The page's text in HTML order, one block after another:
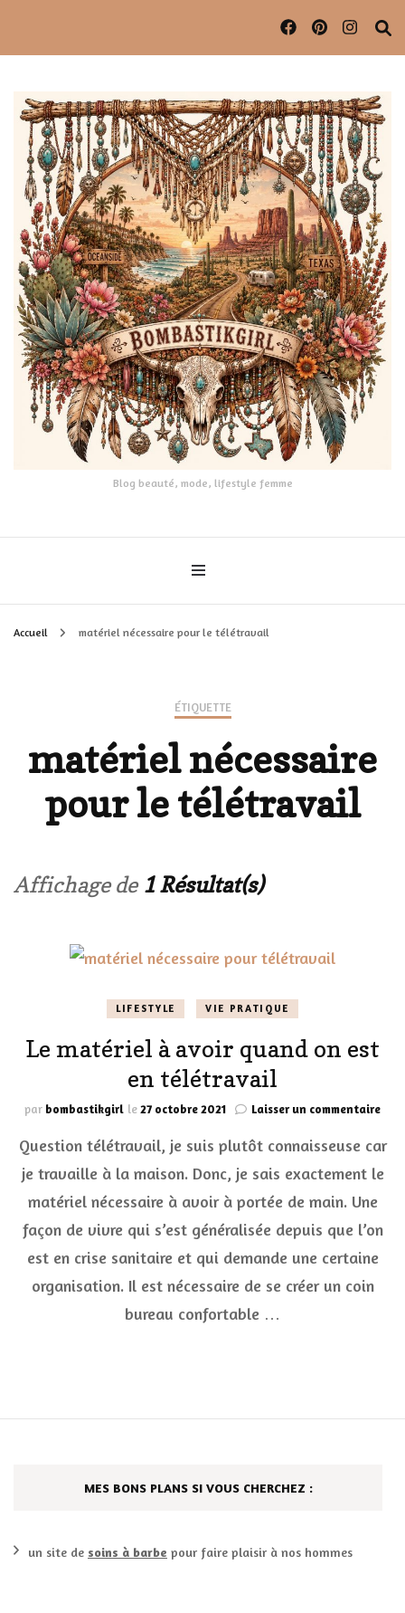
Blog beauté, mode, lifestyle femme
Accueil matériel nécessaire pour le télétravail
ÉTIQUETTE
matériel nécessaire
pour le télétravail
Affichage de 1 Résultat(s)
LIFESTYLE VIE PRATIQUE
Le matériel à avoir quand on est
en télétravail
par bombastikgirl le27 octobre 2021 Laisser un commentairesur
est
Question télétravail, je suis plutôt connaisseuse car
je travaille à la maison. Donc, je sais exactement le
matériel nécessaire à avoir à portée de main. Une
façon de vivre qui s’est généralisée depuis que l’on
est en crise sanitaire et qui demande une certaine
organisation. Il est nécessaire de se créer un coin
bureau confortable …
MES BONS PLANS SI VOUS CHERCHEZ :
un site de soins à barbe pour faire plaisir à nos hommes